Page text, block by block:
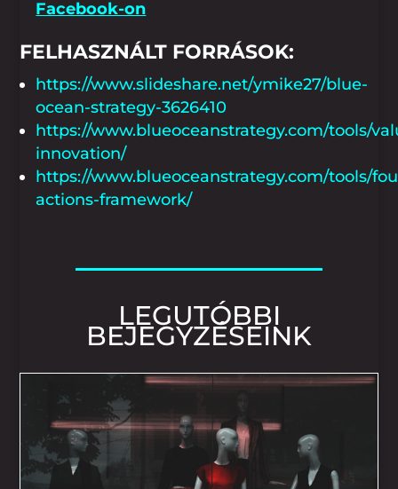
Facebook-on
FELHASZNÁLT FORRÁSOK:
https://www.slideshare.net/ymike27/blue-
ocean-strategy-3626410
https://www.blueoceanstrategy.com/tools/
innovation/
https://www.blueoceanstrategy.com/tools/
actions-framework/
LEGUTÓBBI
BEJEGYZÉSEINK